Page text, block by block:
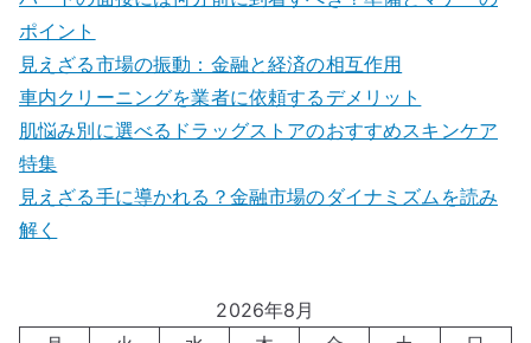
ポイント
見えざる市場の振動：金融と経済の相互作用
車内クリーニングを業者に依頼するデメリット
肌悩み別に選べるドラッグストアのおすすめスキンケア
特集
見えざる手に導かれる？金融市場のダイナミズムを読み
解く
2026年8月